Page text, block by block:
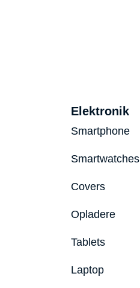
Elektronik
Smartphone
Smartwatches
Covers
Opladere
Tablets
Laptop